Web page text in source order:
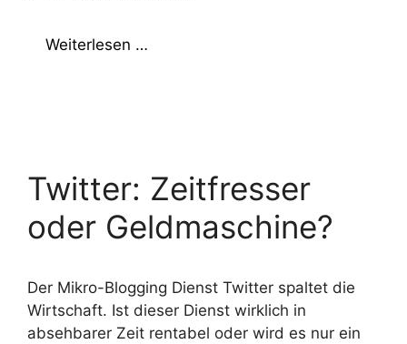
Weiterlesen …
Twitter: Zeitfresser
oder Geldmaschine?
Der Mikro-Blogging Dienst Twitter spaltet die
Wirtschaft. Ist dieser Dienst wirklich in
absehbarer Zeit rentabel oder wird es nur ein